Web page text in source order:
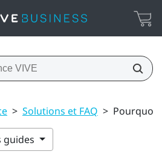
> Solutions et FAQ > Pourquoi
guides